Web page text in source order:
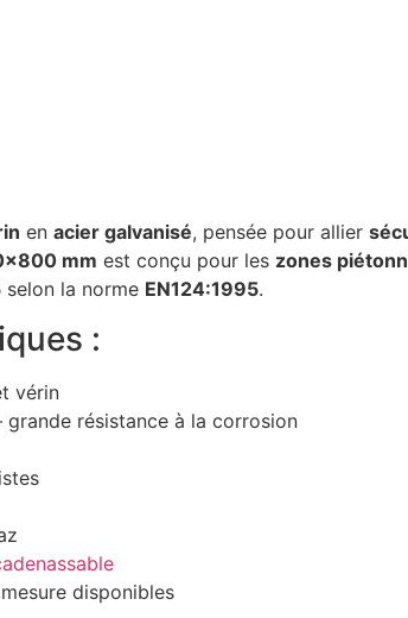
en acier galvanisé, pensée pour allier
mm est conçu pour les zones
selon la norme EN124:1995.
:
vérin
grande résistance à la corrosion
disponibles